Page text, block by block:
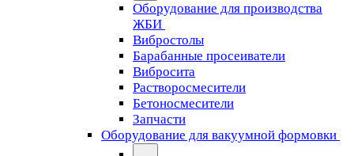
Оборудование для производства
ЖБИ
Вибростолы
Барабанные просеиватели
Вибросита
Растворосмесители
Бетоносмесители
Запчасти
Оборудование для вакуумной формовки